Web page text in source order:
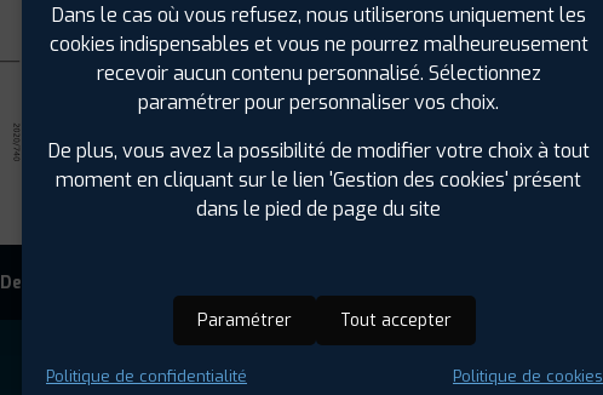
Devenir adherent
Dans le cas où vous refusez, nous utiliserons uniquement les
cookies indispensables et vous ne pourrez malheureusement
recevoir aucun contenu personnalisé. Sélectionnez
paramétrer pour personnaliser vos choix.
De plus, vous avez la possibilité de modifier votre choix à tout
moment en cliquant sur le lien 'Gestion des cookies' présent
dans le pied de page du site
Paramétrer Tout accepter
Politique de confidentialité Politique de cookies